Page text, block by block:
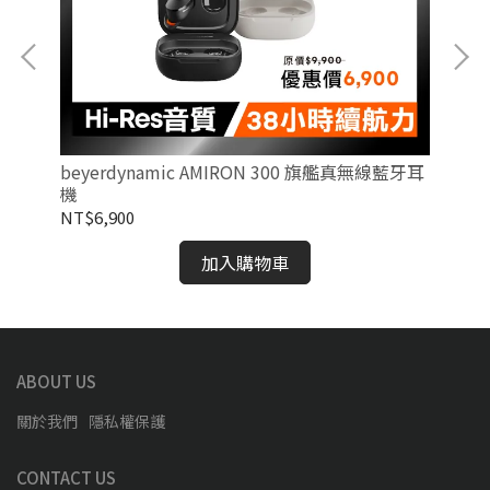
beyerdynamic AMIRON 300 旗艦真無線藍牙耳
機
NT$6,900
加入購物車
ABOUT US
關於我們 隱私權保護
CONTACT US